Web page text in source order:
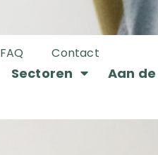
FAQ Contact
Sectoren Aan